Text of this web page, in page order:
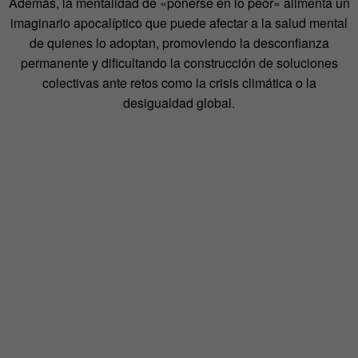
imaginario apocalíptico que puede afectar a la salud mental
de quienes lo adoptan, promoviendo la desconfianza
permanente ydificultando la construcción de soluciones
colectivas ante retos como la crisis climática o la
desigualdad global.